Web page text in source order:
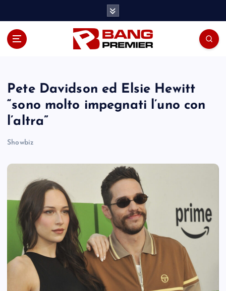
Pete Davidson ed Elsie Hewitt
“sono molto impegnati l’uno con
l’altra”
Showbiz